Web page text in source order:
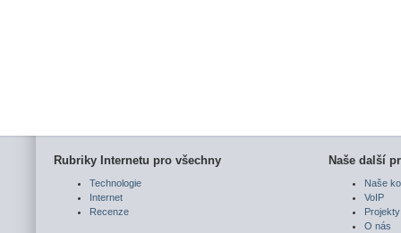
Rubriky Internetu pro všechny
Technologie
Internet
Recenze
Naše další
Naše
VoIP
Projekty
O nás